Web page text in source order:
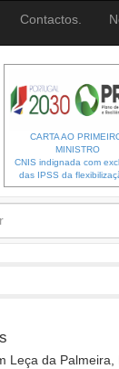
Contactos.
CARTA AO
MINISTRO
CNIS indignada com
das IPSS da
da